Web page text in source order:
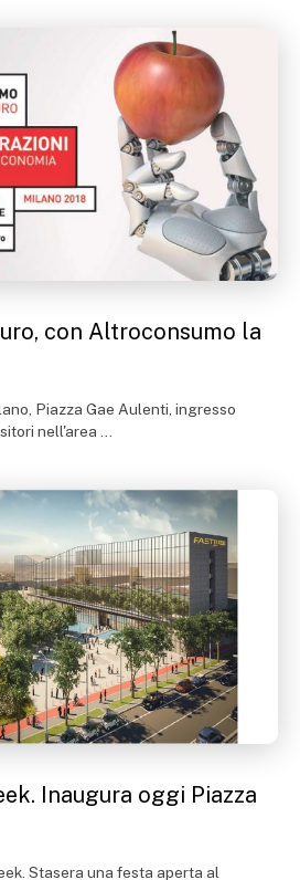
con Altroconsumo la
Piazza Gae Aulenti, ingresso
nell'area ...
Inaugura oggi Piazza
Stasera una festa aperta al